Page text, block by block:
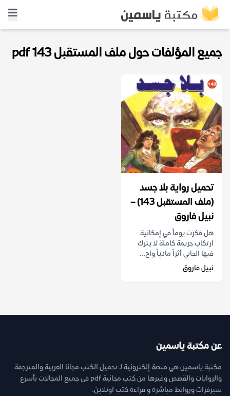
جميع المؤلفات حول ملف المستقبل 143 pdf
تحميل رواية بلا جسد
(ملف المستقبل 143) –
نبيل فاروق
هل فكرت يوماً في إمكانية
ارتكاب جريمة كاملة لا يترك
فيها الجاني أثراً مادياً واح...
نبيل فاروق
عن مكتبة ياسمين
مكتبة ياسمين هي منصة إلكترونية لـ تحميل الكتب مجانا العربية والمترجمة
والروايات والقصص وغيرها من كتب مجانية pdf فى جميع المجالات بأسرع
سيرفرات وروابط مباشرة و قراءة كتب اونلاين.